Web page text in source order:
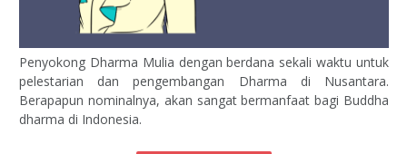
Penyokong Dharma Mulia dengan berdana sekali waktu untuk
pelestarian dan pengembangan Dharma di Nusantara.
Berapapun nominalnya, akan sangat bermanfaat bagi Buddha
dharma di Indonesia.